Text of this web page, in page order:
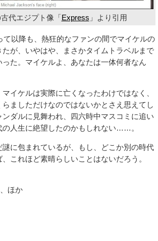
代エジプト像「 Express 」より引用
以降も、熱狂的なファンの間でマイケルの
が、いやはや、まさかタイムトラベルまで
った。マイケルよ、あなたは一体何者なん
イケルは実際に亡くなったわけではなく、
ましただけなのではないかとさえ思えてし
ンダルに見舞われ、四六時中マスコミに追い
の人生に絶望したのかもしれない……。
に包まれているが、もし、どこか別の時代
これほど素晴らしいことはないだろう。
、ほか